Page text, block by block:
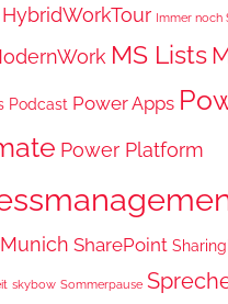
HybridWorkTour Immer noch
MS Lists
Podcast Power Apps
Power Platform
SharePoint
skybow Sommerpause